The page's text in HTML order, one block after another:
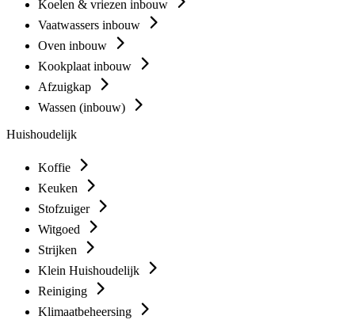
Koelen & vriezen inbouw
Vaatwassers inbouw
Oven inbouw
Kookplaat inbouw
Afzuigkap
Wassen (inbouw)
Huishoudelijk
Koffie
Keuken
Stofzuiger
Witgoed
Strijken
Klein Huishoudelijk
Reiniging
Klimaatbeheersing